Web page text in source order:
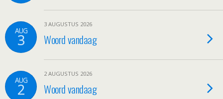
AUG
3
3 AUGUSTUS 2026
Woord vandaag
AUG
2
2 AUGUSTUS 2026
Woord vandaag